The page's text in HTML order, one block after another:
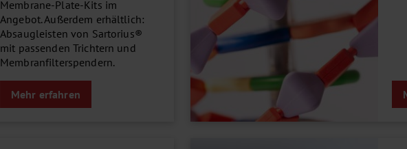
Membrane-Plate-Kits im
Angebot. Außerdem erhältlich:
Absaugleisten von Sartorius®
mit passenden Trichtern und
Membranfilterspendern.
Mehr erfahren